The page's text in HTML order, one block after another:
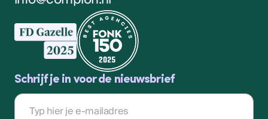
Schrijf je in voor de nieuwsbrief
E-
mailadres